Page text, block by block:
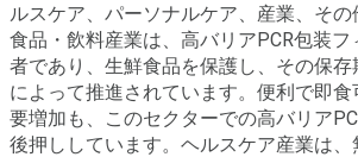
ルスケア、パーソナルケア、産業、その
食品・飲料産業は、高バリアPCR包装
者であり、生鮮食品を保護し、その保
によって推進されています。便利で即
要増加も、このセクターでの高バリア
後押ししています。ヘルスケア産業は